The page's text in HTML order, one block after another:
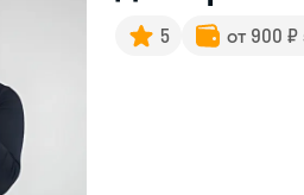
5 от 900